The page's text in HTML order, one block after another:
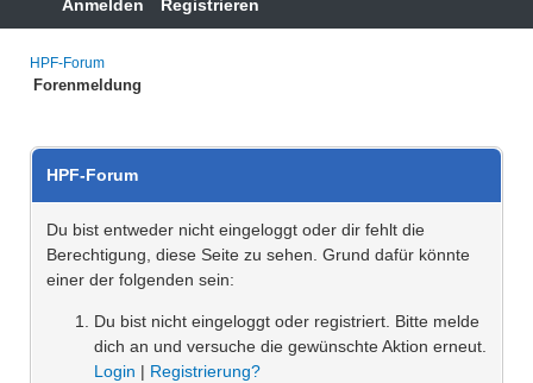
Anmelden
Registrieren
HPF-Forum
Forenmeldung
HPF-Forum
Du bist entweder nicht eingeloggt oder dir fehlt die
Berechtigung, diese Seite zu sehen. Grund dafür könnte
einer der folgenden sein:
Du bist nicht eingeloggt oder registriert. Bitte melde
dich an und versuche die gewünschte Aktion erneut.
Login | Registrierung?